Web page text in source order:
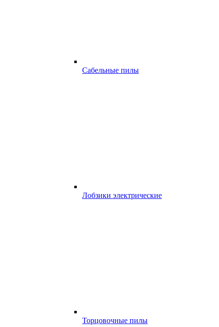
Сабельные пилы
Лобзики электрические
Торцовочные пилы